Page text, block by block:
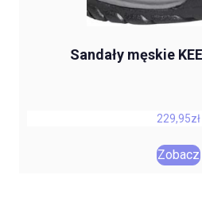
Sandały męskie
229,95zł
Zobacz